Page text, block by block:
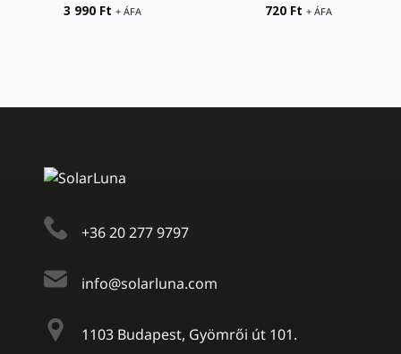
3 990 Ft + ÁFA
720 Ft + ÁFA
+36 20 277 9797
info@solarluna.com
1103 Budapest, Gyömrői út 101.